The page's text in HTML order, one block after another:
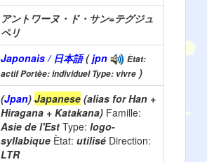
アントワーヌ・ド・サン=テグジュ
ペリ
Japonais / 日本語(jpn
Ètat:
actif Portèe: individuel Type: vivre )
(Jpan) Japanese (alias for Han +
Hiragana + Katakana) Famille:
Asie de l'Est Type: logo-
syllabique Ètat: utilisé Direction:
LTR